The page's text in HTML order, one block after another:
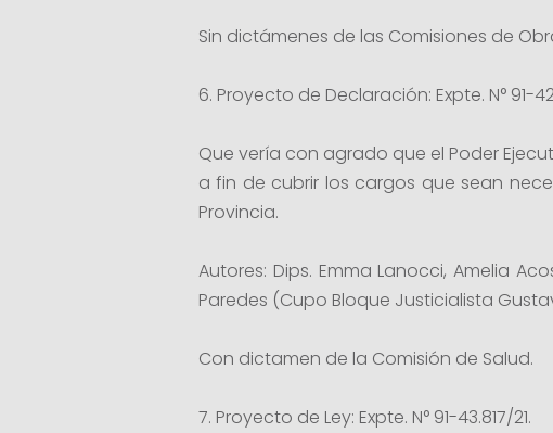
Sin dictámenes de las Comisiones de
6. Proyecto de Declaración: Expte. N° 91-
Que vería con agrado que el Poder
a fin de cubrir los cargos que sean
Provincia.
Autores: Dips. Emma Lanocci, Amelia
Paredes (Cupo Bloque Justicialista
Con dictamen de la Comisión de Salud.
7. Proyecto de Ley: Expte. N° 91-43.817/21.